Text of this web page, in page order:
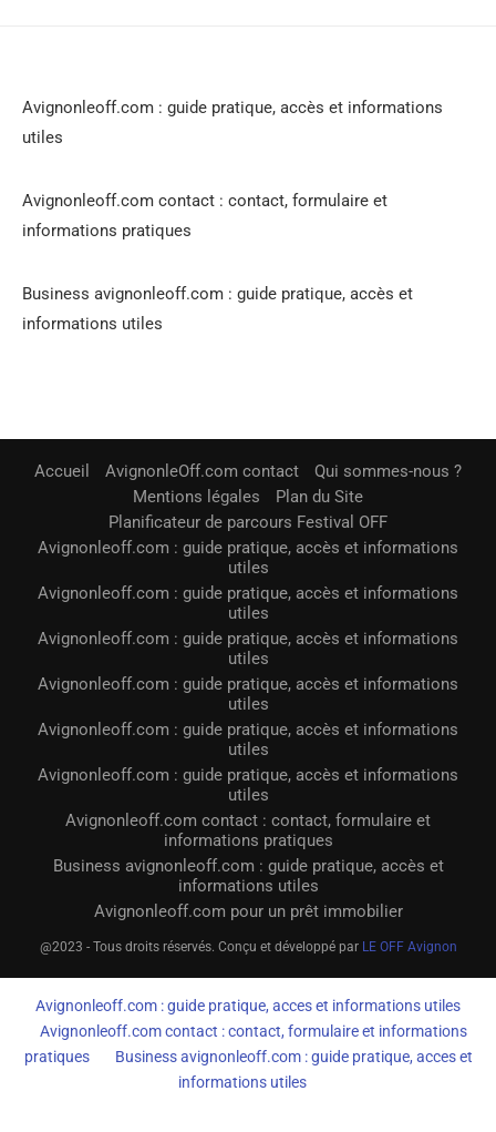
Avignonleoff.com : guide pratique, accès et informations
utiles
Avignonleoff.com contact : contact, formulaire et
informations pratiques
Business avignonleoff.com : guide pratique, accès et
informations utiles
Accueil AvignonleOff.com contact
Qui sommes-nous ?
Mentions légales
Plan du Site
Planificateur de parcours Festival OFF
Avignonleoff.com : guide pratique, accès et informations
utiles
Avignonleoff.com : guide pratique, accès et informations
utiles
Avignonleoff.com : guide pratique, accès et informations
utiles
Avignonleoff.com : guide pratique, accès et informations
utiles
Avignonleoff.com : guide pratique, accès et informations
utiles
Avignonleoff.com : guide pratique, accès et informations
utiles
Avignonleoff.com contact : contact, formulaire et
informations pratiques
Business avignonleoff.com : guide pratique, accès et
informations utiles
Avignonleoff.com pour un prêt immobilier
@2023 - Tous droits réservés. Conçu et développé par LE OFF Avignon
Avignonleoff.com : guide pratique, acces et informations utiles
Avignonleoff.com contact : contact, formulaire et informations
pratiques
Business avignonleoff.com : guide pratique, acces et
informations utiles